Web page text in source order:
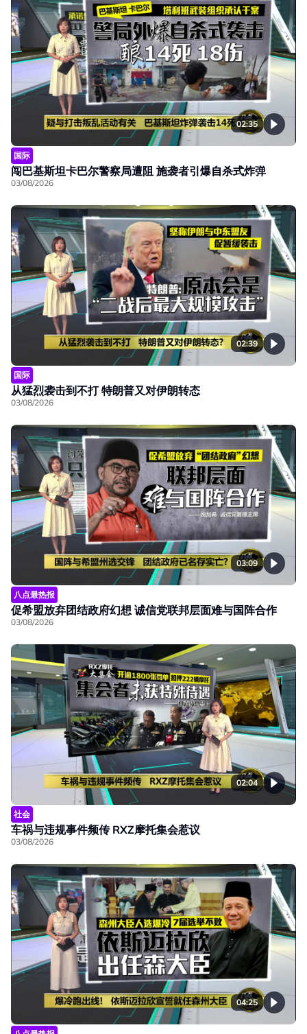
02:35
国际
闯巴基斯坦卡巴尔警察局遭阻 施袭者引爆自杀式炸弹
03/08/2026
02:39
国际
从猛烈袭击到不打 特朗普又对伊朗转态
03/08/2026
03:09
八点最热报
促希盟放弃团结政府幻想 诚信党联邦层面难与国阵合作
03/08/2026
02:04
社会
车祸与违规事件频传 RXZ摩托集会惹议
03/08/2026
04:25